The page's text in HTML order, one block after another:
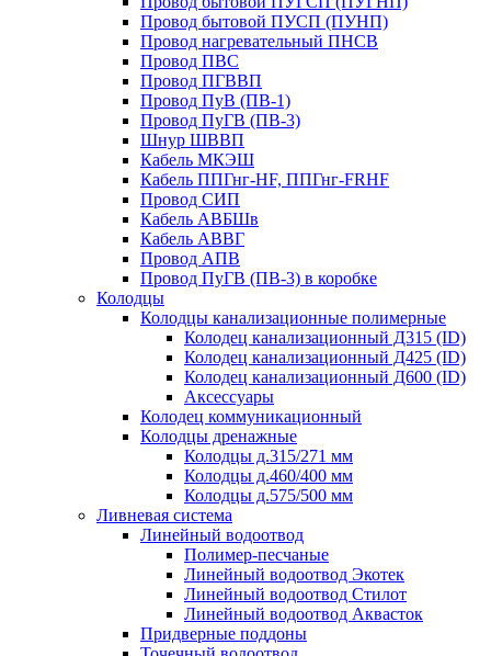
Провод бытовой ПУСП (ПУНП)
Провод нагревательный ПНСВ
Провод ПВС
Провод ПГВВП
Провод ПуВ (ПВ-1)
Провод ПуГВ (ПВ-3)
Шнур ШВВП
Кабель МКЭШ
Кабель ППГнг-HF, ППГнг-FRHF
Провод СИП
Кабель АВБШв
Кабель АВВГ
Провод АПВ
Провод ПуГВ (ПВ-3) в коробке
Колодцы
Колодцы канализационные полимерные
Колодец канализационный Д315 (ID)
Колодец канализационный Д425 (ID)
Колодец канализационный Д600 (ID)
Аксессуары
Колодец коммуникационный
Колодцы дренажные
Колодцы д.315/271 мм
Колодцы д.460/400 мм
Колодцы д.575/500 мм
Ливневая система
Линейный водоотвод
Полимер-песчаные
Линейный водоотвод Экотек
Линейный водоотвод Стилот
Линейный водоотвод Аквасток
Придверные поддоны